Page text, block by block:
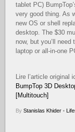
tablet PC)
very good thing. As
new OS or shell
desktop. The $30
now, but you’ll
laptop or all-in-one
Lire l’article original
BumpTop 3D
[Multitouch]
ByStanislas Khider •